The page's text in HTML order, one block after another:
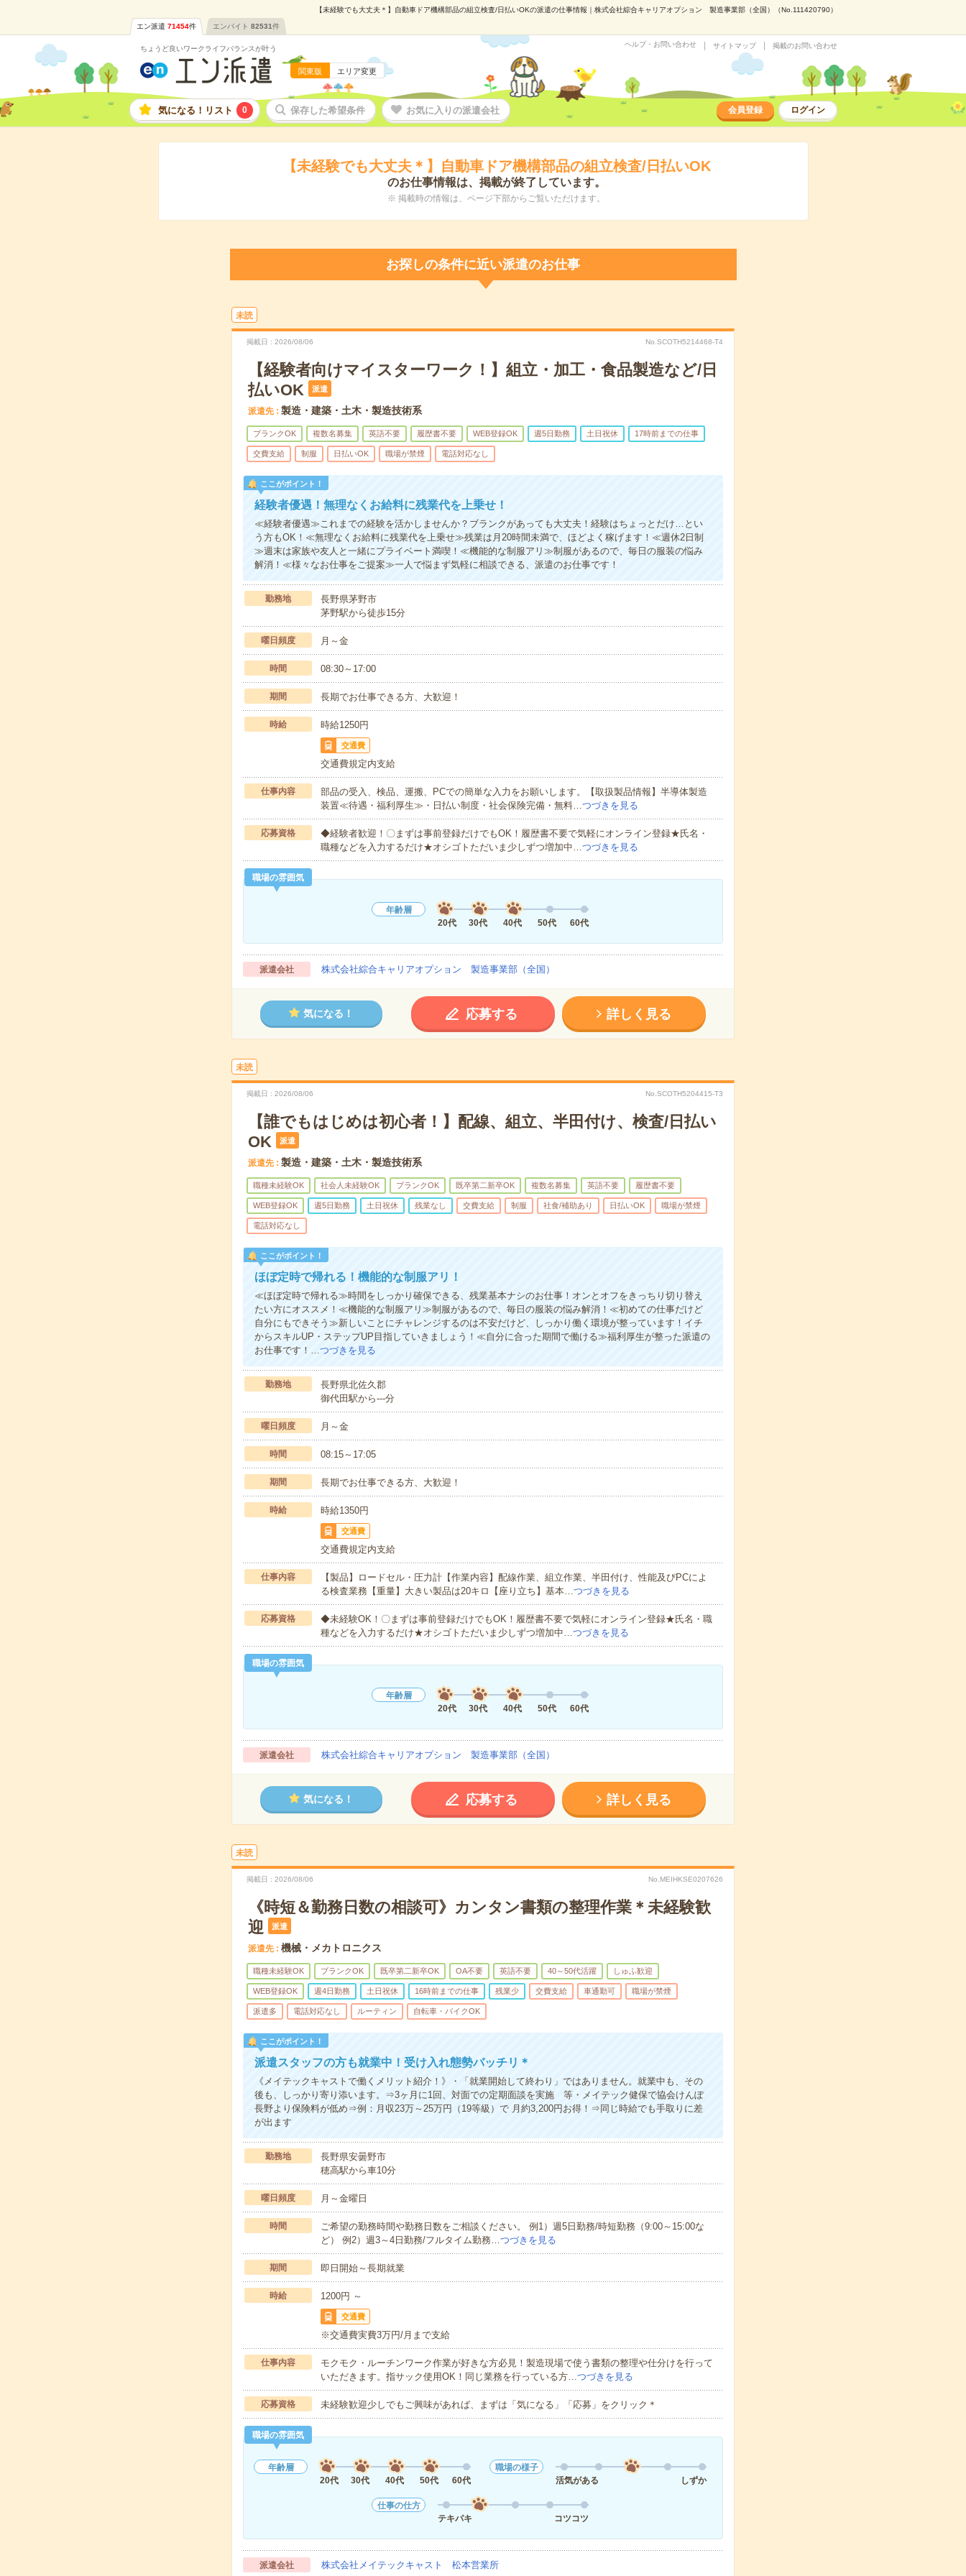
【未経験でも大丈夫＊】自動車ドア機構部品の組立検査/日払いOKの派遣の仕事情報｜株式会社綜合キャリアオプション 製造事業部（全国）（No.111420790）
エン派遣 71454件 エンバイト 82531件
ちょうど良いワークライフバランスが叶う
関東版 エリア変更
ヘルプ・お問い合わせ サイトマップ 掲載のお問い合わせ
気になる！リスト 0 保存した希望条件 お気に入りの派遣会社 会員登録 ログイン
【未経験でも大丈夫＊】自動車ドア機構部品の組立検査/日払いOK
のお仕事情報は、掲載が終了しています。
※ 掲載時の情報は、ページ下部からご覧いただけます。
お探しの条件に近い派遣のお仕事
未読
掲載日 2026/08/06 No.SCOTH5214468-T4
【経験者向けマイスターワーク！】組立・加工・食品製造など/日
払いOK
派遣
派遣先 製造・建築・土木・製造技術系
ブランクOK 複数名募集 英語不要 履歴書不要 WEB登録OK 週5日勤務 土日祝休 17時前までの仕事
交費支給 制服 日払いOK 職場が禁煙 電話対応なし
ここがポイント！
経験者優遇！無理なくお給料に残業代を上乗せ！
≪経験者優遇≫これまでの経験を活かしませんか？ブランクがあっても大丈夫！経験はちょっとだけ…とい
う方もOK！≪無理なくお給料に残業代を上乗せ≫残業は月20時間未満で、ほどよく稼げます！≪週休2日制
≫週末は家族や友人と一緒にプライベート満喫！≪機能的な制服アリ≫制服があるので、毎日の服装の悩み
解消！≪様々なお仕事をご提案≫一人で悩まず気軽に相談できる、派遣のお仕事です！
勤務地
長野県茅野市
茅野駅から徒歩15分
曜日頻度 月～金
時間 08:30～17:00
期間 長期でお仕事できる方、大歓迎！
時給 時給1250円
交通費
交通費規定内支給
仕事内容
部品の受入、検品、運搬、PCでの簡単な入力をお願いします。【取扱製品情報】半導体製造
装置≪待遇・福利厚生≫・日払い制度・社会保険完備・無料…つづきを見る
応募資格
◆経験者歓迎！〇まずは事前登録だけでもOK！履歴書不要で気軽にオンライン登録★氏名・
職種などを入力するだけ★オシゴトただいま少しずつ増加中…つづきを見る
職場の雰囲気
年齢層
20代
30代 40代 50代 60代
派遣会社 株式会社綜合キャリアオプション 製造事業部（全国）
気になる！ 応募する 詳しく見る
未読
掲載日 2026/08/06 No.SCOTH5204415-T3
【誰でもはじめは初心者！】配線、組立、半田付け、検査/日払い
OK
派遣
派遣先 製造・建築・土木・製造技術系
職種未経験OK 社会人未経験OK ブランクOK 既卒第二新卒OK 複数名募集 英語不要 履歴書不要
WEB登録OK 週5日勤務 土日祝休 残業なし 交費支給 制服 社食/補助あり 日払いOK 職場が禁煙
電話対応なし
ここがポイント！
ほぼ定時で帰れる！機能的な制服アリ！
≪ほぼ定時で帰れる≫時間をしっかり確保できる、残業基本ナシのお仕事！オンとオフをきっちり切り替え
たい方にオススメ！≪機能的な制服アリ≫制服があるので、毎日の服装の悩み解消！≪初めての仕事だけど
自分にもできそう≫新しいことにチャレンジするのは不安だけど、しっかり働く環境が整っています！イチ
からスキルUP・ステップUP目指していきましょう！≪自分に合った期間で働ける≫福利厚生が整った派遣の
お仕事です！…つづきを見る
勤務地
長野県北佐久郡
御代田駅から---分
曜日頻度 月～金
時間 08:15～17:05
期間 長期でお仕事できる方、大歓迎！
時給 時給1350円
交通費
交通費規定内支給
仕事内容
【製品】ロードセル・圧力計【作業内容】配線作業、組立作業、半田付け、性能及びPCによ
る検査業務【重量】大きい製品は20キロ【座り立ち】基本…つづきを見る
応募資格
◆未経験OK！〇まずは事前登録だけでもOK！履歴書不要で気軽にオンライン登録★氏名・職
種などを入力するだけ★オシゴトただいま少しずつ増加中…つづきを見る
職場の雰囲気
年齢層
20代
30代 40代 50代 60代
派遣会社 株式会社綜合キャリアオプション 製造事業部（全国）
気になる！ 応募する 詳しく見る
未読
掲載日 2026/08/06 No.MEIHKSE0207626
《時短＆勤務日数の相談可》カンタン書類の整理作業＊未経験歓
迎
派遣
派遣先 機械・メカトロニクス
職種未経験OK ブランクOK 既卒第二新卒OK OA不要 英語不要 40～50代活躍 しゅふ歓迎
WEB登録OK 週4日勤務 土日祝休 16時前までの仕事 残業少 交費支給 車通勤可 職場が禁煙
派遣多 電話対応なし ルーティン 自転車・バイクOK
ここがポイント！
派遣スタッフの方も就業中！受け入れ態勢バッチリ＊
《メイテックキャストで働くメリット紹介！》・「就業開始して終わり」ではありません。就業中も、その
後も、しっかり寄り添います。⇒3ヶ月に1回、対面での定期面談を実施 等・メイテック健保で協会けんぽ
長野より保険料が低め⇒例：月収23万～25万円（19等級）で 月約3,200円お得！⇒同じ時給でも手取りに差
が出ます
勤務地
長野県安曇野市
穂高駅から車10分
曜日頻度 月～金曜日
時間
ご希望の勤務時間や勤務日数をご相談ください。 例1）週5日勤務/時短勤務（9:00～15:00な
ど） 例2）週3～4日勤務/フルタイム勤務…つづきを見る
期間 即日開始～長期就業
時給 1200円 ～
交通費
※交通費実費3万円/月まで支給
仕事内容
モクモク・ルーチンワーク作業が好きな方必見！製造現場で使う書類の整理や仕分けを行って
いただきます。指サック使用OK！同じ業務を行っている方…つづきを見る
応募資格 未経験歓迎少しでもご興味があれば、まずは「気になる」「応募」をクリック＊
職場の雰囲気
年齢層
20代
30代 40代 50代 60代
職場の様子
活気がある
しずか
仕事の仕方
テキパキ
コツコツ
派遣会社 株式会社メイテックキャスト 松本営業所